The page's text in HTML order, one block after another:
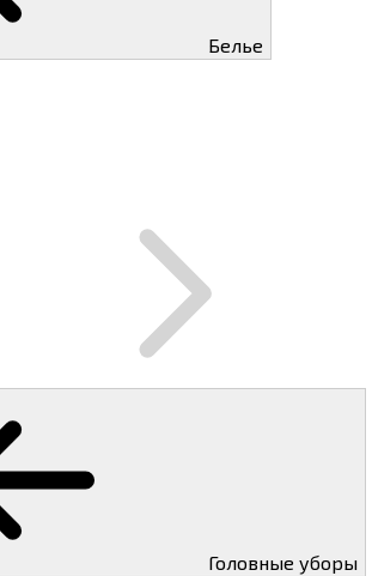
Белье
Головные уборы